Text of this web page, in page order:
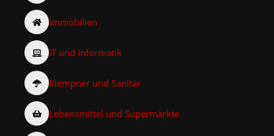
Immobilien
IT und Informatik
Klempner und Sanitär
Lebensmittel und Supermärkte